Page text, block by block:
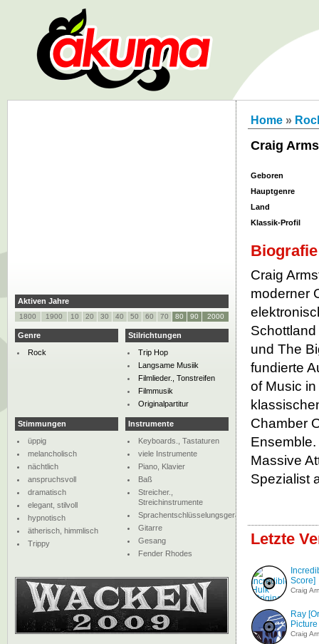
Home »
Craig
Geboren
Hauptgenre
Land
Klassik-Profil
Biografie
Craig
moderner
und The
fundierte
of Music
Chamber
Massive
Spezialist
Letzte
Score]
Craig
Ray
Craig
Aktiven Jahre
1800 1900 10 20 30 40 50 60 70 80 90 2000
Genre
Rock
Stilrichtungen
Trip Hop
Langsame Musiik
Filmlieder., Tonstreifen
Filmmusik
Originalpartitur
Stimmungen
üppig
melancholisch
nächtlich
anspruchsvoll
dramatisch
elegant, stilvoll
hypnotisch
ätherisch, himmlisch
Trippy
Instrumente
Keyboards., Tastaturen
viele Instrumente
Piano, Klavier
Baß
Streicher.,
Streichinstrumente
Sprachentschlüsselungsgerät
Gitarre
Gesang
Fender Rhodes